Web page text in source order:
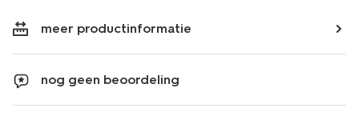
meer productinformatie
nog geen beoordeling